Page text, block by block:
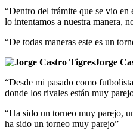
“Dentro del trámite que se vio en
lo intentamos a nuestra manera,
“De todas maneras este es un
Jorge
“Desde mi pasado como
donde los rivales están muy
“Ha sido un torneo muy parejo,
ha sido un torneo muy parejo”